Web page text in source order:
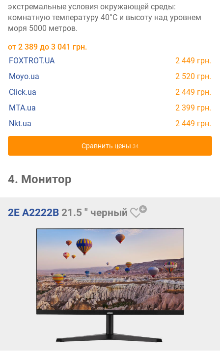
экстремальные условия окружающей среды:
комнатную температуру 40°C и высоту над уровнем
моря 5000 метров.
от 2 389 до 3 041 грн.
FOXTROT.UA
2 449 грн.
Moyo.ua
2 520 грн.
Click.ua
2 449 грн.
MTA.ua
2 399 грн.
Nkt.ua
2 449 грн.
Cравнить цены 34
4. Монитор
2E A2222B 21.5 " черный